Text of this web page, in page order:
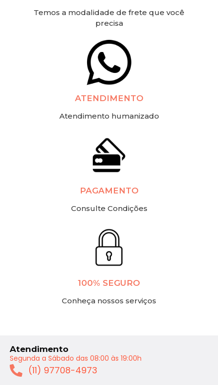
Temos a modalidade de frete que você
precisa
ATENDIMENTO
Atendimento humanizado
PAGAMENTO
Consulte Condições
100% SEGURO
Conheça nossos serviços
Atendimento
Segunda a Sábado das 08:00 às 19:00h
(11) 97708-4973